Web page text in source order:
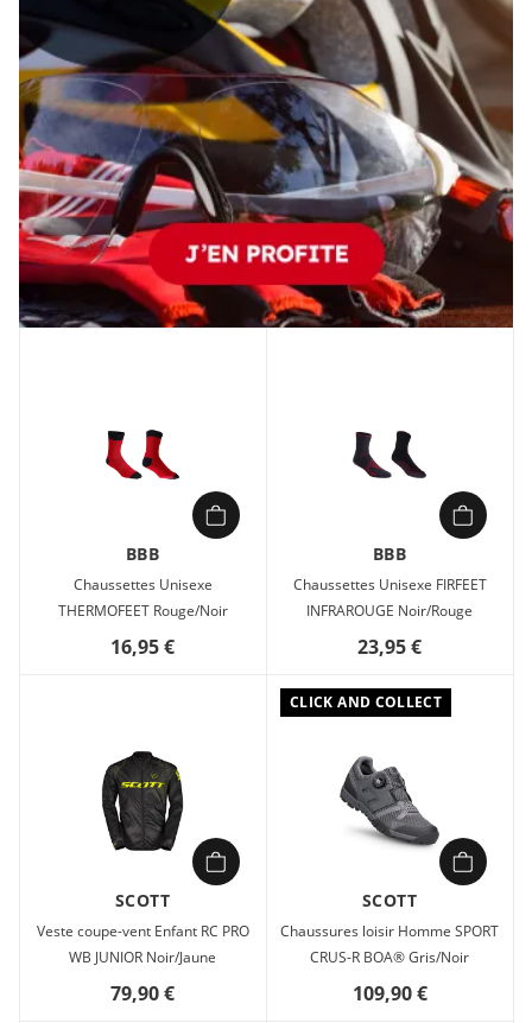
BBB
Chaussettes Unisexe
THERMOFEET Rouge/Noir
16,95 €
BBB
Chaussettes Unisexe FIRFEET
INFRAROUGE Noir/Rouge
23,95 €
SCOTT
Veste coupe-vent Enfant RC PRO
WB JUNIOR Noir/Jaune
79,90 €
CLICK AND COLLECT
SCOTT
Chaussures loisir Homme SPORT
CRUS-R BOA® Gris/Noir
109,90 €